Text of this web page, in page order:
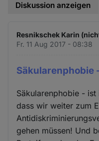
Diskussion anzeigen
Resnikschek Karin
Fr. 11 Aug 2017 - 08:38
Säkularenphobie
Säkularenphobie -
dass wir weiter zum
gehen müssen! Und